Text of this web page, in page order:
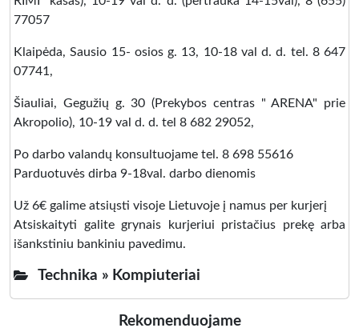
77057
Klaipėda, Sausio 15- osios g. 13, 10-18 val d. d. tel. 8 647
07741,
Šiauliai, Gegužių g. 30 (Prekybos centras " ARENA" prie
Akropolio), 10-19 val d. d. tel 8 682 29052,
Po darbo valandų konsultuojame tel. 8 698 55616
Parduotuvės dirba 9-18val. darbo dienomis
Už 6€ galime atsiųsti visoje Lietuvoje į namus per kurjerį
Atsiskaityti galite grynais kurjeriui pristačius prekę arba
išankstiniu bankiniu pavedimu.
Technika » Kompiuteriai
Rekomenduojame